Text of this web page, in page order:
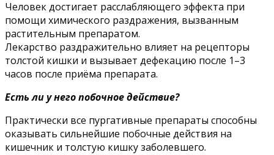
Человек достигает расслабляющего эффекта при
помощи химического раздражения, вызванным
растительным препаратом.
Лекарство раздражительно влияет на рецепторы
толстой кишки и вызывает дефекацию после 1–3
часов после приёма препарата.
Есть ли у него побочное действие?
Практически все пургативные препараты способны
оказывать сильнейшие побочные действия на
кишечник и толстую кишку заболевшего.